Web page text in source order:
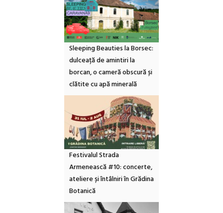
Sleeping Beauties la Borsec:
dulceață de amintiri la
borcan, o cameră obscură și
clătite cu apă minerală
Festivalul Strada
Armenească #10: concerte,
ateliere și întâlniri în Grădina
Botanică